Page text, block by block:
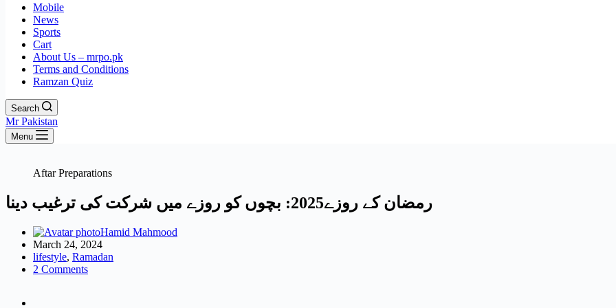
Mobile
News
Sports
Cart
About Us – mrpo.pk
Terms and Conditions
Ramzan Quiz
Search
Mr Pakistan
Menu
Aftar Preparations
رمضان کے روزے2025: بچوں کو روزے میں شرکت کی ترغیب دینا
Hamid Mahmood
March 24, 2024
lifestyle, Ramadan
2 Comments